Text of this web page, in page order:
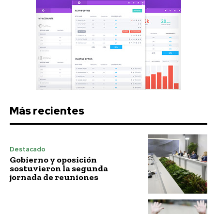
Más recientes
Destacado
Gobierno y oposición
sostuvieron la segunda
jornada de reuniones